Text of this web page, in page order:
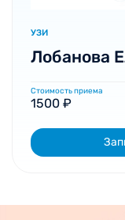
УЗИ
Лобанова
Стоимость приема
1500 ₽